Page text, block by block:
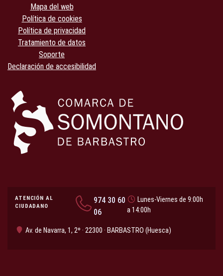
Mapa del web
Política de cookies
Política de privacidad
Tratamiento de datos
Soporte
Declaración de accesibilidad
ATENCIÓN AL
CIUDADANO
974 30 60
06
Lunes-Viernes de 9:00h
a 14:00h
Av. de Navarra, 1, 2º · 22300 · BARBASTRO (Huesca)